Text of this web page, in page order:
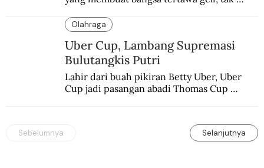
Olahraga
Uber Cup, Lambang Supremasi
Bulutangkis Putri
Lahir dari buah pikiran Betty Uber, Uber
Cup jadi pasangan abadi Thomas Cup
Sebelumnya Selanjutnya